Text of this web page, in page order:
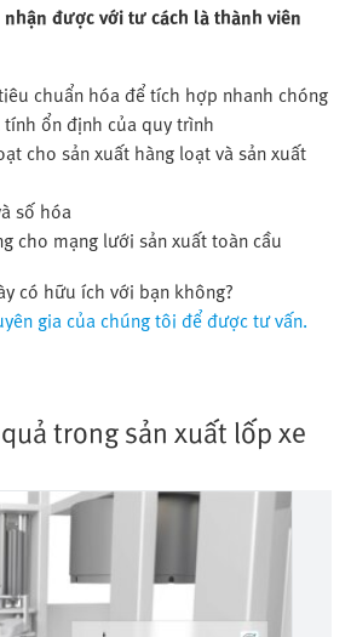
được với tư cách là thành viên
chuẩn hóa để tích hợp nhanh chóng
ổn định của quy trình
cho sản xuất hàng loạt và sản xuất
số hóa
cho mạng lưới sản xuất toàn cầu
có hữu ích với bạn không?
gia của chúng tôi để được tư vấn.
trong sản xuất lốp xe